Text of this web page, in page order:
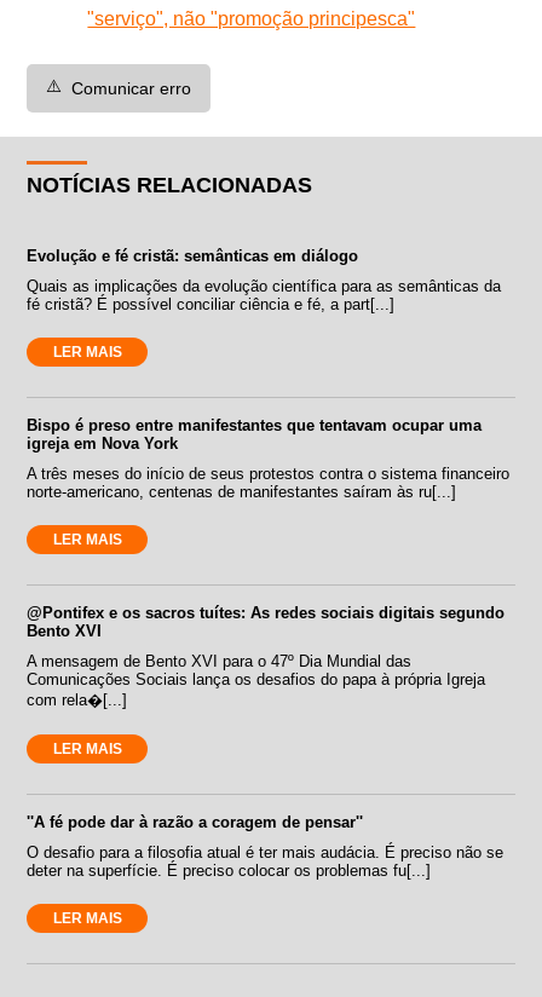
"serviço", não "promoção principesca"
⚠️ Comunicar erro
NOTÍCIAS RELACIONADAS
Evolução e fé cristã: semânticas em diálogo
Quais as implicações da evolução científica para as semânticas da
fé cristã? É possível conciliar ciência e fé, a part[...]
LER MAIS
Bispo é preso entre manifestantes que tentavam ocupar uma
igreja em Nova York
A três meses do início de seus protestos contra o sistema financeiro
norte-americano, centenas de manifestantes saíram às ru[...]
LER MAIS
@Pontifex e os sacros tuítes: As redes sociais digitais segundo
Bento XVI
A mensagem de Bento XVI para o 47º Dia Mundial das
Comunicações Sociais lança os desafios do papa à própria Igreja
com rela�[...]
LER MAIS
''A fé pode dar à razão a coragem de pensar''
O desafio para a filosofia atual é ter mais audácia. É preciso não se
deter na superfície. É preciso colocar os problemas fu[...]
LER MAIS